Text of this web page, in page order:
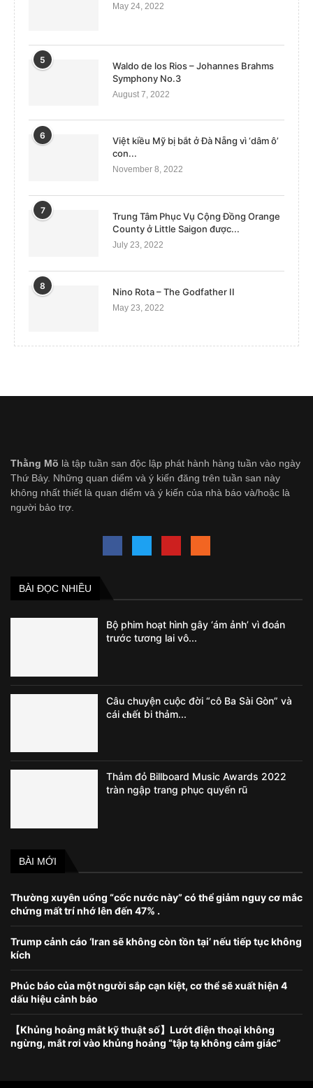
May 24, 2022
5
Waldo de los Rios – Johannes Brahms
Symphony No.3
August 7, 2022
6
Việt kiều Mỹ bị bắt ở Đà Nẵng vì ‘dâm ô’
con...
November 8, 2022
7
Trung Tâm Phục Vụ Cộng Đồng Orange
County ở Little Saigon được...
July 23, 2022
8
Nino Rota – The Godfather II
May 23, 2022
Thằng Mõ là tập tuần san độc lập phát hành hàng tuần vào ngày
Thứ Bảy. Những quan diểm và ý kiến đăng trên tuần san này
không nhất thiết là quan diểm và ý kiến của nhà báo và/hoặc là
người bảo trợ.
BÀI ĐỌC NHIỀU
Bộ phim hoạt hình gây ‘ám ảnh’ vì đoán
trước tương lai vô...
Câu chuyện cuộc đời “cô Ba Sài Gòn” và
cái 𝐜𝐡ế𝐭 bi thảm...
Thảm đỏ Billboard Music Awards 2022
tràn ngập trang phục quyến rũ
BÀI MỚI
Thường xuyên uống “cốc nước này” có thể giảm nguy cơ mắc
chứng mất trí nhớ lên đến 47% .
Trump cảnh cáo ‘Iran sẽ không còn tồn tại’ nếu tiếp tục không
kích
Phúc báo của một người sắp cạn kiệt, cơ thể sẽ xuất hiện 4
dấu hiệu cảnh báo
【Khủng hoảng mắt kỹ thuật số】Lướt điện thoại không
ngừng, mắt rơi vào khủng hoảng “tập tạ không cảm giác”